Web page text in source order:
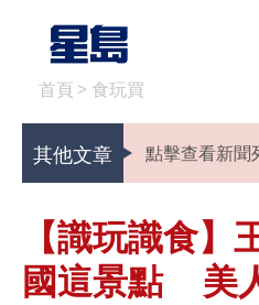
首頁 > 食玩買
其他文章 點擊查看新聞
【識玩識食】
國這景點 美